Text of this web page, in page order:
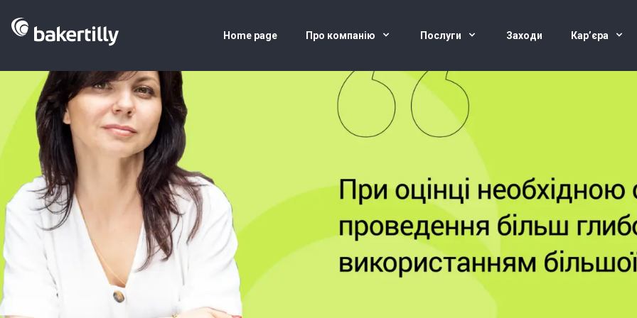
Home page Про компанію Послуги Заходи Кар’єра